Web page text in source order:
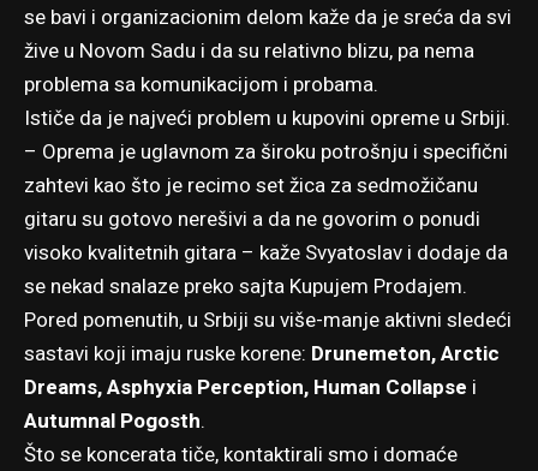
se bavi i organizacionim delom kaže da je sreća da svi
žive u Novom Sadu i da su relativno blizu, pa nema
problema sa komunikacijom i probama.
Ističe da je najveći problem u kupovini opreme u Srbiji.
– Oprema je uglavnom za široku potrošnju i specifični
zahtevi kao što je recimo set žica za sedmožičanu
gitaru su gotovo nerešivi a da ne govorim o ponudi
visoko kvalitetnih gitara – kaže Svyatoslav i dodaje da
se nekad snalaze preko sajta Kupujem Prodajem.
Pored pomenutih, u Srbiji su više-manje aktivni sledeći
sastavi koji imaju ruske korene: Drunemeton, Arctic
Dreams, Asphyxia Perception, Human Collapse i
Autumnal Pogosth.
Što se koncerata tiče, kontaktirali smo i domaće